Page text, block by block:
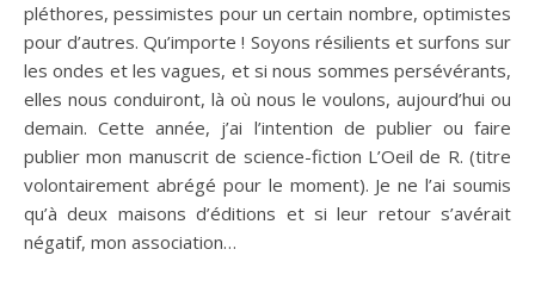
pléthores, pessimistes pour un certain nombre, optimistes
pour d’autres. Qu’importe ! Soyons résilients et surfons sur
les ondes et les vagues, et si nous sommes persévérants,
elles nous conduiront, là où nous le voulons, aujourd’hui ou
demain. Cette année, j’ai l’intention de publier ou faire
publier mon manuscrit de science-fiction L’Oeil de R. (titre
volontairement abrégé pour le moment). Je ne l’ai soumis
qu’à deux maisons d’éditions et si leur retour s’avérait
négatif, mon association…